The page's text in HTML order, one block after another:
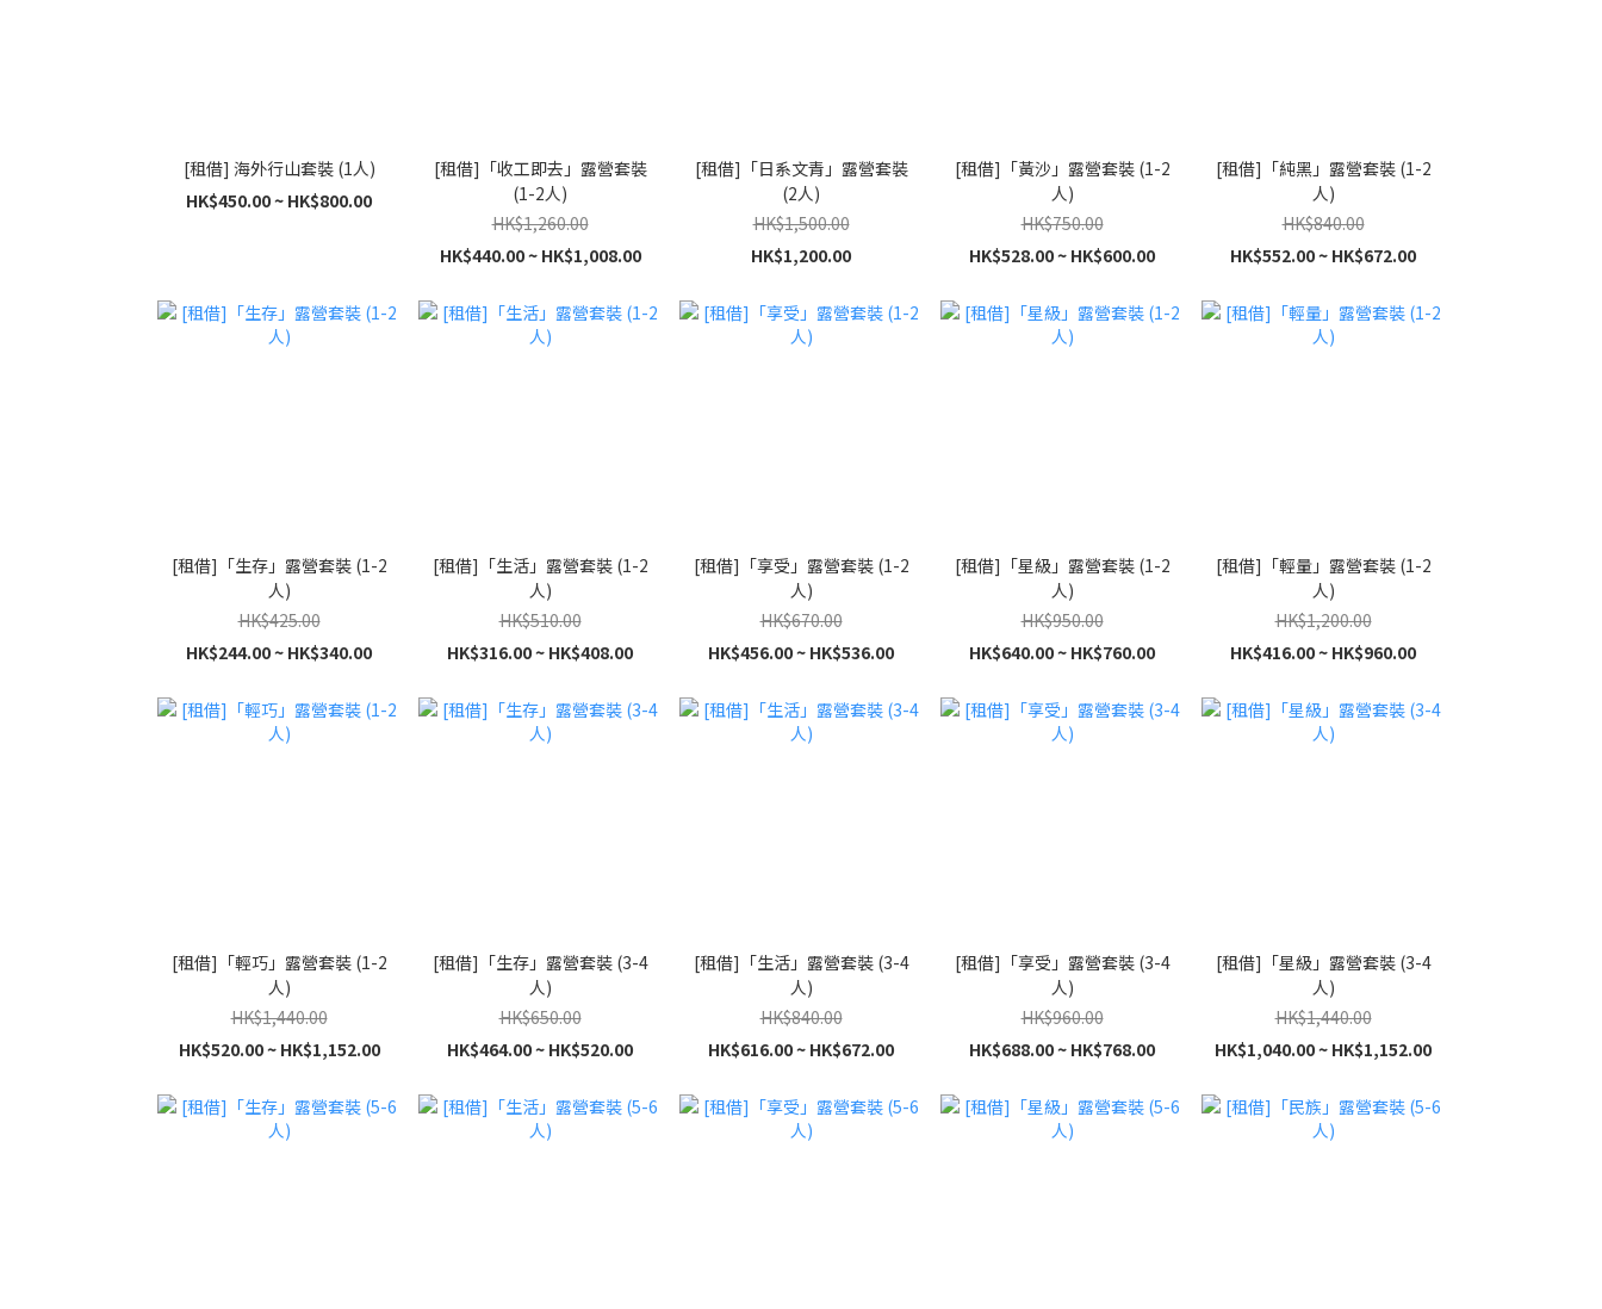
[租借] 海外行山套裝 (1人)
HK$450.00 ~ HK$800.00
[租借]「收工即去」露營套裝
(1-2人)
HK$1,260.00
HK$440.00 ~ HK$1,008.00
[租借]「日系文青」露營套裝
(2人)
HK$1,500.00
HK$1,200.00
[租借]「黃沙」露營套裝 (1-2
人)
HK$750.00
HK$528.00 ~ HK$600.00
[租借]「純黑」露營套裝 (1-2
人)
HK$840.00
HK$552.00 ~ HK$672.00
[租借]「生存」露營套裝 (1-2
人)
HK$425.00
HK$244.00 ~ HK$340.00
[租借]「生活」露營套裝 (1-2
人)
HK$510.00
HK$316.00 ~ HK$408.00
[租借]「享受」露營套裝 (1-2
人)
HK$670.00
HK$456.00 ~ HK$536.00
[租借]「星級」露營套裝 (1-2
人)
HK$950.00
HK$640.00 ~ HK$760.00
[租借]「輕量」露營套裝 (1-2
人)
HK$1,200.00
HK$416.00 ~ HK$960.00
[租借]「輕巧」露營套裝 (1-2
人)
HK$1,440.00
HK$520.00 ~ HK$1,152.00
[租借]「生存」露營套裝 (3-4
人)
HK$650.00
HK$464.00 ~ HK$520.00
[租借]「生活」露營套裝 (3-4
人)
HK$840.00
HK$616.00 ~ HK$672.00
[租借]「享受」露營套裝 (3-4
人)
HK$960.00
HK$688.00 ~ HK$768.00
[租借]「星級」露營套裝 (3-4
人)
HK$1,440.00
HK$1,040.00 ~ HK$1,152.00